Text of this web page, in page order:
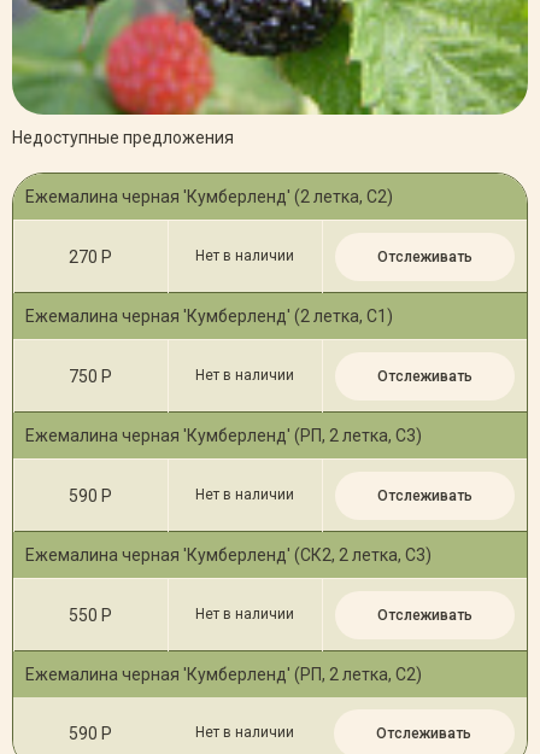
Недоступные предложения
Ежемалина черная 'Кумберленд' (2 летка, C2)
270 Р Нет в наличии Отслеживать
Ежемалина черная 'Кумберленд' (2 летка, С1)
750 Р Нет в наличии Отслеживать
Ежемалина черная 'Кумберленд' (РП, 2 летка, С3)
590 Р Нет в наличии Отслеживать
Ежемалина черная 'Кумберленд' (СК2, 2 летка, С3)
550 Р Нет в наличии Отслеживать
Ежемалина черная 'Кумберленд' (РП, 2 летка, С2)
590 Р Нет в наличии Отслеживать